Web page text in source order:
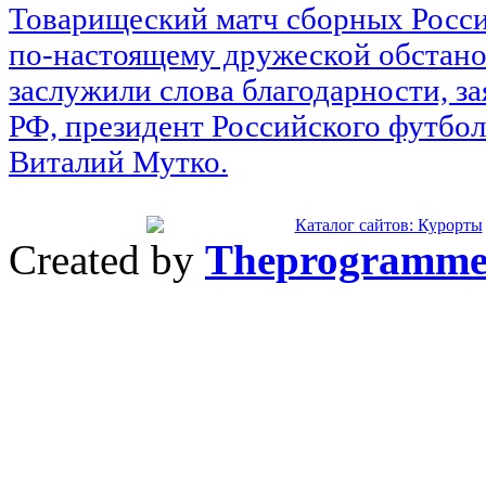
Товарищеский матч сборных
по-настоящему дружеской
заслужили слова благодарности,
РФ, президент Российского
Виталий Мутко.
Created by